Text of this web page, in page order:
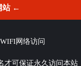
站 ←
网络访问
才可保证永久访问本站